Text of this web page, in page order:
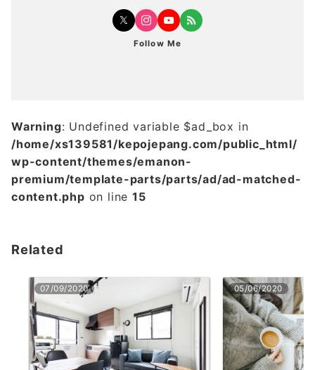
Follow Me
Warning: Undefined variable $ad_box in
/home/xs139581/kepojepang.com/public_html/
wp-content/themes/emanon-
premium/template-parts/parts/ad/ad-matched-
content.php on line15
Related
07/09/2020 05/06/2020